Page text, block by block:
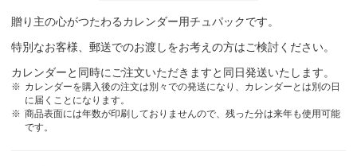
贈り主の心がつたわるカレンダー用チュパックです。
特別なお客様、郵送でのお渡しをお考えの方はご検討ください。
カレンダーと同時にご注文いただきますと同日発送いたします。
カレンダーを購入後の注文は別々での発送になり、カレンダーとは別の日
に届くことになります。
商品表面には年数が印刷しておりませんので、残った分は来年も使用可能
です。